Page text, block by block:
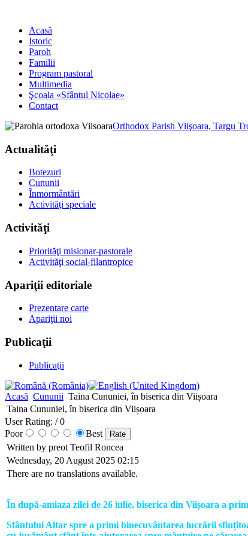
Acasă
Istoric
Paroh
Familii
Program pastoral
Multimedia
Şcoala «Sfântul Nicolae»
Contact
Orthodox Parish Viişoara, Targu
Actualităţi
Botezuri
Cununii
Înmormântări
Activităţi speciale
Activităţi
Priorităţi misionar-pastorale
Activităţi social-filantropice
Apariţii editoriale
Prezentare carte
Apariţii noi
Publicaţii
Publicaţii
Acasă Cununii Taina Cununiei, în biserica din Viișoara
Taina Cununiei, în biserica din Viișoara
User Rating: / 0
Poor
Best
Written by preot Teofil Roncea
Wednesday, 20 August 2025 02:15
There are no translations available.
În după-amiaza zilei de 26 iulie, biserica din Viișoara a
Sfântului Altar spre a primi binecuvântarea lucrării